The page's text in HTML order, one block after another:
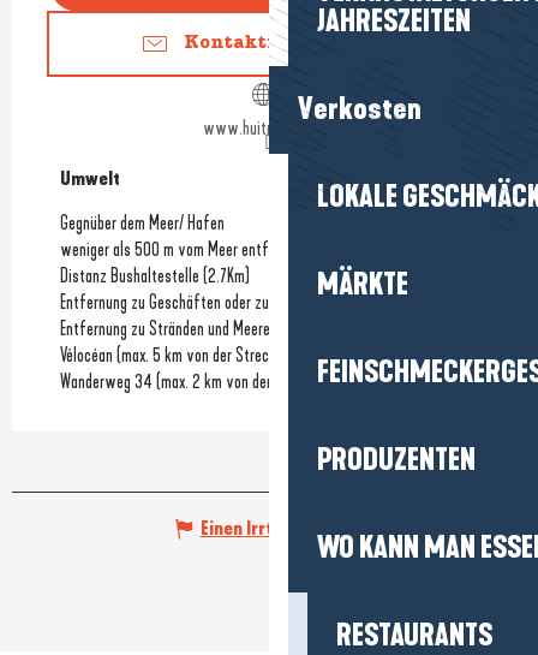
JAHRESZEITEN
Verkosten
LOKALE
MÄRKTE
PRODUZENTEN
WO KANN MAN
RESTAURANTS
Kontaktieren Sie uns
www.huitresjosso.fr
Umwelt
Umwelt
Gegnüber dem Meer/ Hafen
weniger als 500 m vom Meer entfernt
Distanz Bushaltestelle (2.7Km)
Entfernung zu Geschäften oder zum Stadtzentrum(5.6Km)
Entfernung zu Stränden und Meeresküste
Vélocéan (max. 5 km von der Strecke entfernt)
Wanderweg 34 (max. 2 km von der Strecke entfernt)
Einen Irrtum angeben